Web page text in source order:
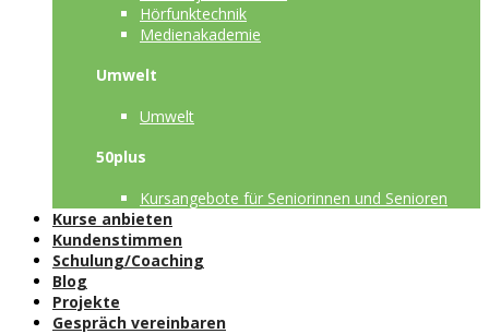
Hörfunktechnik
Medienakademie
Umwelt
Umwelt
50plus
Kursangebote für Seniorinnen und Senioren
Kurse anbieten
Kundenstimmen
Schulung/Coaching
Blog
Projekte
Gespräch vereinbaren